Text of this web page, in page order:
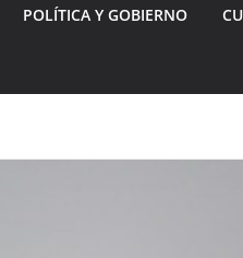
POLÍTICA Y GOBIERNO